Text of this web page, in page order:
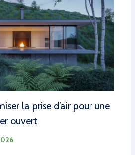
la prise d’air pour une
ouvert